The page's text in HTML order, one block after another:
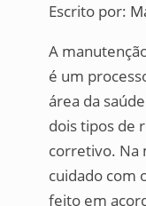
Escrito por:
A
é um
área da
dois tipos de
corretivo. Na
cuidado com
feito em